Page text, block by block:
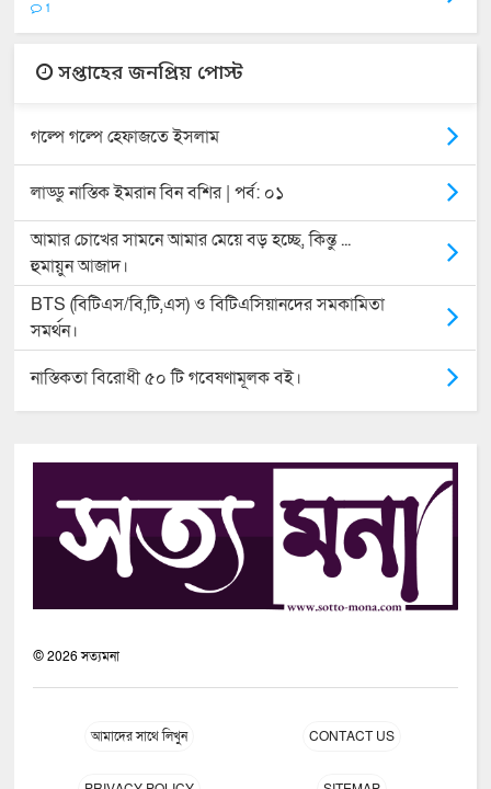
1
সপ্তাহের জনপ্রিয় পোস্ট
গল্পে গল্পে হেফাজতে ইসলাম
লাড্ডু নাস্তিক ইমরান বিন বশির | পর্ব: ০১
আমার চোখের সামনে আমার মেয়ে বড় হচ্ছে, কিন্তু ...
হুমায়ুন আজাদ।
BTS (বিটিএস/বি,টি,এস) ও বিটিএসিয়ানদের সমকামিতা
সমর্থন।
নাস্তিকতা বিরোধী ৫০ টি গবেষণামূলক বই।
©2026সত্যমনা
আমাদের সাথে লিখুন CONTACT US